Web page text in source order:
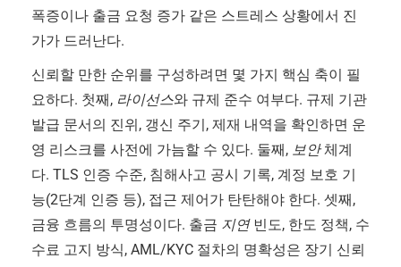
폭증이나 출금 요청 증가 같은 스트레스 상황에서 진
가가 드러난다.
신뢰할 만한 순위를 구성하려면 몇 가지 핵심 축이 필
요하다. 첫째, 라이선스와 규제 준수 여부다. 규제 기관
발급 문서의 진위, 갱신 주기, 제재 내역을 확인하면 운
영 리스크를 사전에 가늠할 수 있다. 둘째, 보안체계
다. TLS 인증 수준, 침해사고 공시 기록, 계정 보호 기
능(2단계 인증 등), 접근 제어가 탄탄해야 한다. 셋째,
금융 흐름의 투명성이다. 출금 지연빈도, 한도 정책, 수
수료 고지 방식, AML/KYC 절차의 명확성은 장기 신뢰